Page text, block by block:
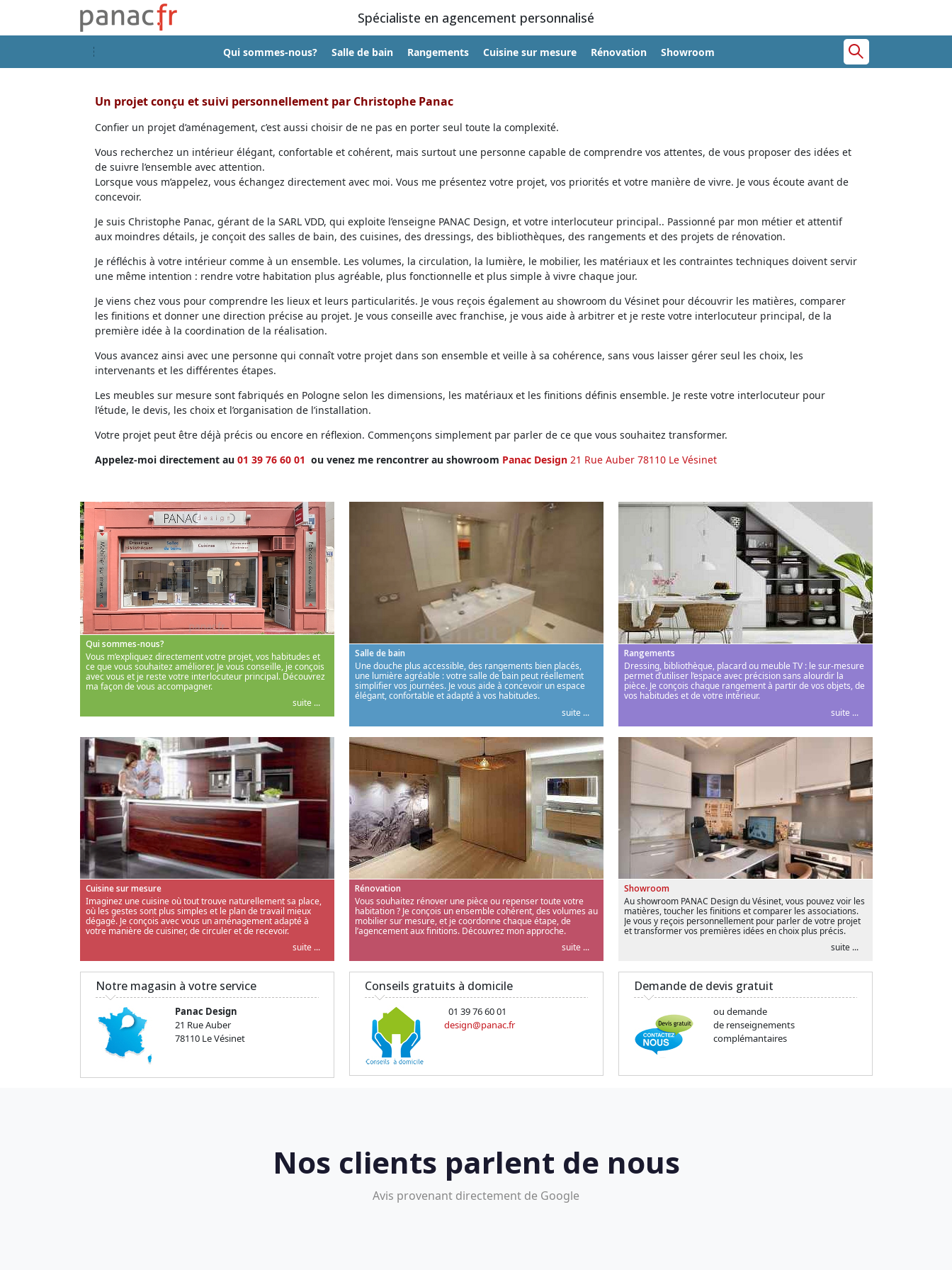
Spécialiste en agencement personnalisé
Qui sommes-nous? Salle de bain Rangements Cuisine sur mesure Rénovation Showroom
Un projet conçu et suivi personnellement par Christophe Panac
Confier un projet d’aménagement, c’est aussi choisir de ne pas en porter seul toute la complexité.
Vous recherchez un intérieur élégant, confortable et cohérent, mais surtout une personne capable de comprendre vos attentes, de vous proposer des idées et
de suivre l’ensemble avec attention.
Lorsque vous m’appelez, vous échangez directement avec moi. Vous me présentez votre projet, vos priorités et votre manière de vivre. Je vous écoute avant de
concevoir.
Je suis Christophe Panac, gérant de la SARL VDD, qui exploite l’enseigne PANAC Design, et votre interlocuteur principal.. Passionné par mon métier et attentif
aux moindres détails, je conçoit des salles de bain, des cuisines, des dressings, des bibliothèques, des rangements et des projets de rénovation.
Je réfléchis à votre intérieur comme à un ensemble. Les volumes, la circulation, la lumière, le mobilier, les matériaux et les contraintes techniques doivent servir
une même intention : rendre votre habitation plus agréable, plus fonctionnelle et plus simple à vivre chaque jour.
Je viens chez vous pour comprendre les lieux et leurs particularités. Je vous reçois également au showroom du Vésinet pour découvrir les matières, comparer
les finitions et donner une direction précise au projet. Je vous conseille avec franchise, je vous aide à arbitrer et je reste votre interlocuteur principal, de la
première idée à la coordination de la réalisation.
Vous avancez ainsi avec une personne qui connaît votre projet dans son ensemble et veille à sa cohérence, sans vous laisser gérer seul les choix, les
intervenants et les différentes étapes.
Les meubles sur mesure sont fabriqués en Pologne selon les dimensions, les matériaux et les finitions définis ensemble. Je reste votre interlocuteur pour
l’étude, le devis, les choix et l’organisation de l’installation.
Votre projet peut être déjà précis ou encore en réflexion. Commençons simplement par parler de ce que vous souhaitez transformer.
Appelez-moi directement au 01 39 76 60 01 ou venez me rencontrer au showroom Panac Design 21 Rue Auber 78110 Le Vésinet
Qui sommes-nous?
Vous m’expliquez directement votre projet, vos habitudes et
ce que vous souhaitez améliorer. Je vous conseille, je conçois
avec vous et je reste votre interlocuteur principal. Découvrez
ma façon de vous accompagner.
suite ...
Salle de bain
Une douche plus accessible, des rangements bien placés,
une lumière agréable : votre salle de bain peut réellement
simplifier vos journées. Je vous aide à concevoir un espace
élégant, confortable et adapté à vos habitudes.
suite ...
Rangements
Dressing, bibliothèque, placard ou meuble TV : le sur-mesure
permet d’utiliser l’espace avec précision sans alourdir la
pièce. Je conçois chaque rangement à partir de vos objets, de
vos habitudes et de votre intérieur.
suite ...
Cuisine sur mesure
Imaginez une cuisine où tout trouve naturellement sa place,
où les gestes sont plus simples et le plan de travail mieux
dégagé. Je conçois avec vous un aménagement adapté à
votre manière de cuisiner, de circuler et de recevoir.
suite ...
Rénovation
Vous souhaitez rénover une pièce ou repenser toute votre
habitation ? Je conçois un ensemble cohérent, des volumes au
mobilier sur mesure, et je coordonne chaque étape, de
l’agencement aux finitions. Découvrez mon approche.
suite ...
Showroom
Au showroom PANAC Design du Vésinet, vous pouvez voir les
matières, toucher les finitions et comparer les associations.
Je vous y reçois personnellement pour parler de votre projet
et transformer vos premières idées en choix plus précis.
suite ...
Notre magasin à votre service
Panac Design
21 Rue Auber
78110 Le Vésinet
Conseils gratuits à domicile
01 39 76 60 01
design@panac.fr
Demande de devis gratuit
ou demande
de renseignements
complémantaires
Nos clients parlent de nous
Avis provenant directement de Google